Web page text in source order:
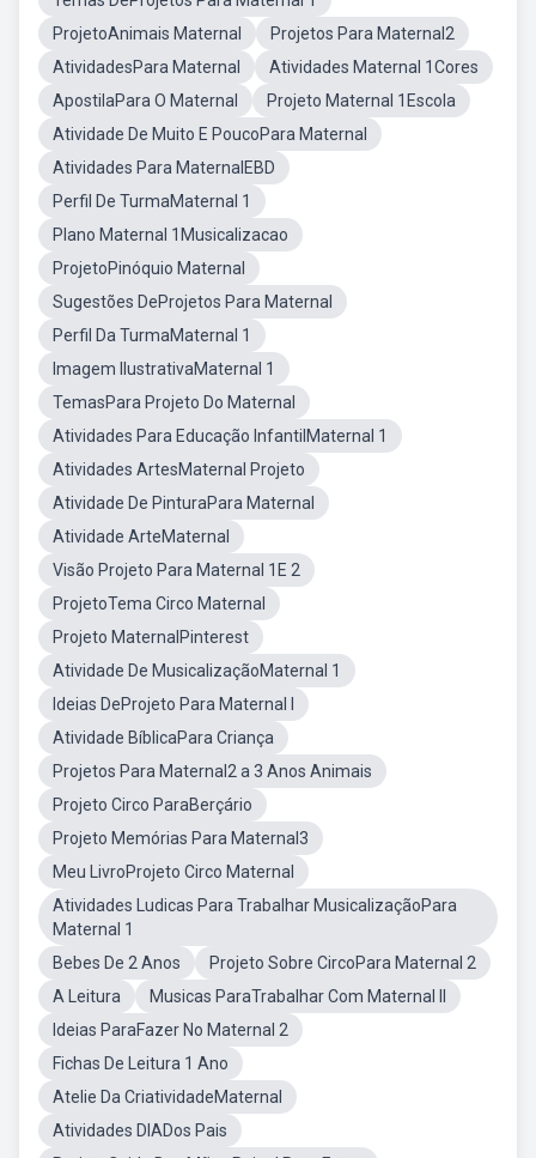
ProjetoAnimais Maternal
Projetos Para Maternal2
AtividadesPara Maternal
Atividades Maternal 1Cores
ApostilaPara O Maternal
Projeto Maternal 1Escola
Atividade De Muito E PoucoPara Maternal
Atividades Para MaternalEBD
Perfil De TurmaMaternal 1
Plano Maternal 1Musicalizacao
ProjetoPinóquio Maternal
Sugestões DeProjetos Para Maternal
Perfil Da TurmaMaternal 1
Imagem IlustrativaMaternal 1
TemasPara Projeto Do Maternal
Atividades Para Educação InfantilMaternal 1
Atividades ArtesMaternal Projeto
Atividade De PinturaPara Maternal
Atividade ArteMaternal
Visão Projeto Para Maternal 1E 2
ProjetoTema Circo Maternal
Projeto MaternalPinterest
Atividade De MusicalizaçãoMaternal 1
Ideias DeProjeto Para Maternal I
Atividade BíblicaPara Criança
Projetos Para Maternal2 a 3 Anos Animais
Projeto Circo ParaBerçário
Projeto Memórias Para Maternal3
Meu LivroProjeto Circo Maternal
Atividades Ludicas Para Trabalhar MusicalizaçãoPara
Maternal 1
Bebes De 2 Anos
Projeto Sobre CircoPara Maternal 2
A Leitura
Musicas ParaTrabalhar Com Maternal II
Ideias ParaFazer No Maternal 2
Fichas De Leitura 1 Ano
Atelie Da CriatividadeMaternal
Atividades DIADos Pais